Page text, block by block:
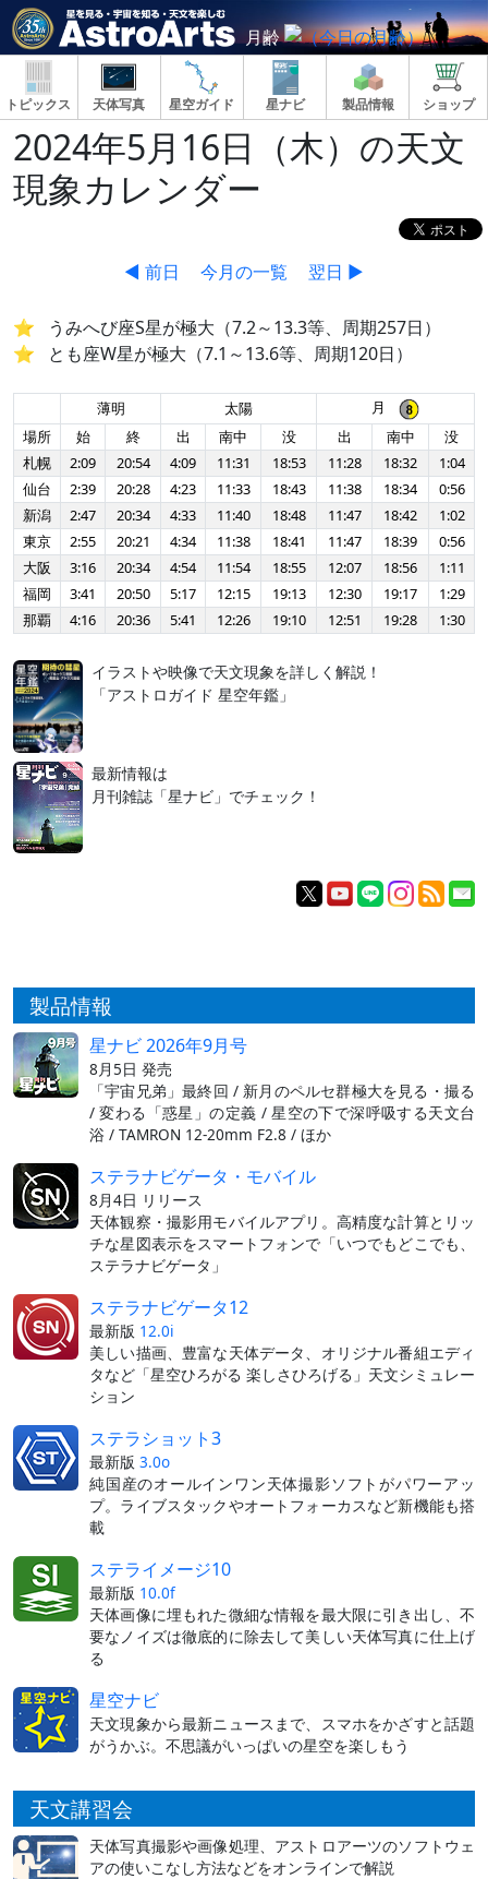
月齢
トピックス 天体写真 星空ガイド 星ナビ 製品情報 ショップ
2024年5月16日（木）の天文
現象カレンダー
◀ 前日 今月の一覧 翌日 ▶
うみへび座S星が極大（7.2～13.3等、周期257日）
とも座W星が極大（7.1～13.6等、周期120日）
薄明 太陽
月
場所
始 終 出 南中 没 出 南中
没
札幌
2:09 20:54 4:09 11:31 18:53 11:28 18:32
1:04
仙台
2:39 20:28 4:23 11:33 18:43 11:38 18:34
0:56
新潟
2:47 20:34 4:33 11:40 18:48 11:47 18:42
1:02
東京
2:55 20:21 4:34 11:38 18:41 11:47 18:39
0:56
大阪
3:16 20:34 4:54 11:54 18:55 12:07 18:56
1:11
福岡
3:41 20:50 5:17 12:15 19:13 12:30 19:17
1:29
那覇
4:16 20:36 5:41 12:26 19:10 12:51 19:28 1:30
イラストや映像で天文現象を詳しく解説！
「アストロガイド 星空年鑑」
最新情報は
月刊雑誌「星ナビ」でチェック！
製品情報
星ナビ 2026年9月号
8月5日 発売
「宇宙兄弟」最終回 / 新月のペルセ群極大を見る・撮る
/ 変わる「惑星」の定義 / 星空の下で深呼吸する天文台
浴 / TAMRON 12-20mm F2.8 / ほか
ステラナビゲータ・モバイル
8月4日 リリース
天体観察・撮影用モバイルアプリ。高精度な計算とリッ
チな星図表示をスマートフォンで「いつでもどこでも、
ステラナビゲータ」
ステラナビゲータ12
最新版 12.0i
美しい描画、豊富な天体データ、オリジナル番組エディ
タなど「星空ひろがる 楽しさひろげる」天文シミュレー
ション
ステラショット3
最新版 3.0o
純国産のオールインワン天体撮影ソフトがパワーアッ
プ。ライブスタックやオートフォーカスなど新機能も搭
載
ステライメージ10
最新版 10.0f
天体画像に埋もれた微細な情報を最大限に引き出し、不
要なノイズは徹底的に除去して美しい天体写真に仕上げ
る
星空ナビ
天文現象から最新ニュースまで、スマホをかざすと話題
がうかぶ。不思議がいっぱいの星空を楽しもう
天文講習会
天体写真撮影や画像処理、アストロアーツのソフトウェ
アの使いこなし方法などをオンラインで解説